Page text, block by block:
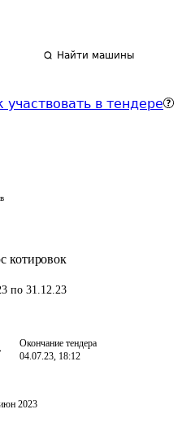
Найти машины
участвовать в тендере
котировок
по 31.12.23
Окончание тендера
04.07.23, 18:12
2023